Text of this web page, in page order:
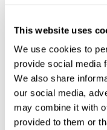
This website uses
We use cookies to
provide social media
We also share
our social media,
may combine it with
provided to them or